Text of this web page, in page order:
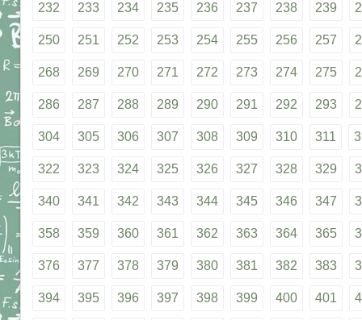
232 233 234 235 236 237 238 239
250 251 252 253 254 255 256 257
268 269 270 271 272 273 274 275
286 287 288 289 290 291 292 293
304 305 306 307 308 309 310 311
322 323 324 325 326 327 328 329
340 341 342 343 344 345 346 347
358 359 360 361 362 363 364 365
376 377 378 379 380 381 382 383
394 395 396 397 398 399 400 401